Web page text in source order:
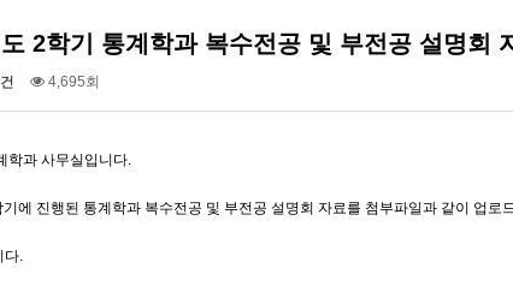
2학기 통계학과 복수전공 및 부전공 설명회
4,695회
학과 사무실입니다.
에 진행된 통계학과 복수전공 및 부전공 설명회 자료를 첨부파일과 같이 업로
다.